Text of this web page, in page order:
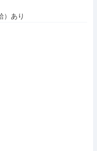
）あり